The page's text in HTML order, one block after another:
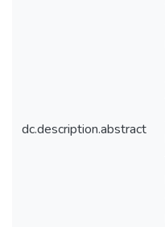
dc.description.abstract